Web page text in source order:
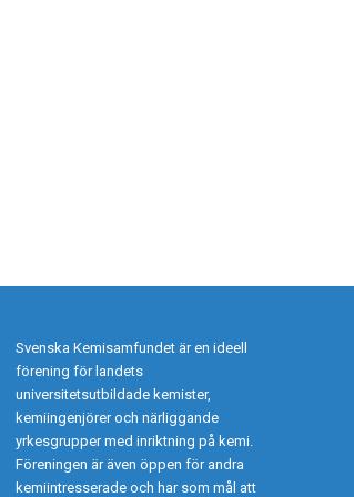
Svenska Kemisamfundet är en ideell
förening för landets
universitetsutbildade kemister,
kemiingenjörer och närliggande
yrkesgrupper med inriktning på kemi.
Föreningen är även öppen för andra
kemiintresserade och har som mål att